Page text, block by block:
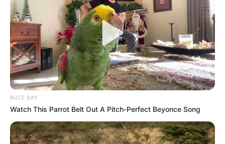
Email address:
BUZZ DAY
Watch This Parrot Belt Out A Pitch-Perfect Beyonce Song